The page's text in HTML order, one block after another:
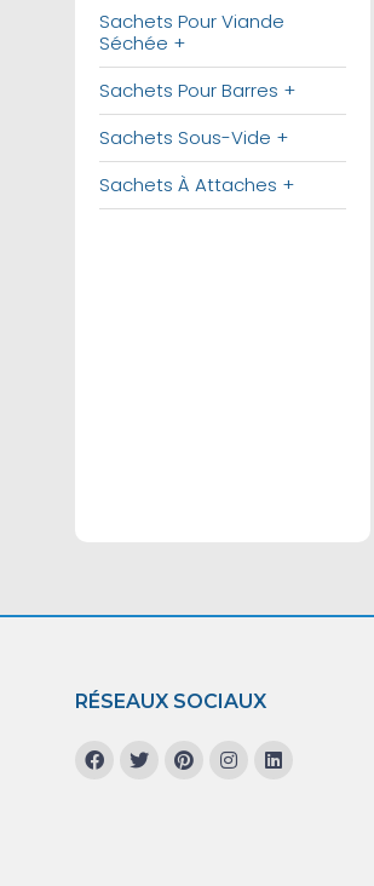
Sachets Pour Viande
Séchée +
Sachets Pour Barres +
Sachets Sous-Vide +
Sachets À Attaches +
RÉSEAUX SOCIAUX